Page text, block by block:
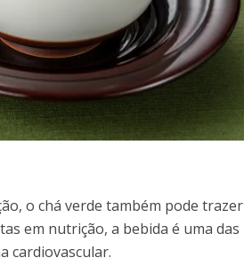
o chá verde também pode trazer
em nutrição, a bebida é uma das
cardiovascular.